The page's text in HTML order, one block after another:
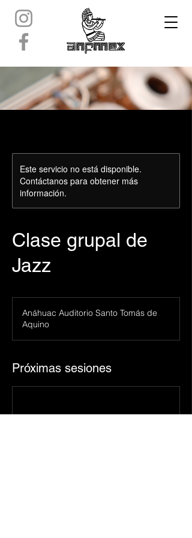
Este servicio no está disponible.
Contáctanos para obtener más
información.
Clase grupal de
Jazz
Anáhuac Auditorio Santo Tomás de
Aquino
Próximas sesiones